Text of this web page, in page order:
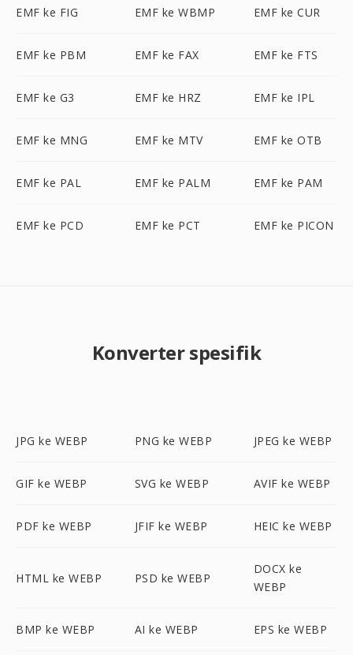
EMF ke FIG EMF ke WBMP EMF ke CUR
EMF ke PBM EMF ke FAX EMF ke FTS
EMF ke G3 EMF ke HRZ EMF ke IPL
EMF ke MNG EMF ke MTV EMF ke OTB
EMF ke PAL EMF ke PALM EMF ke PAM
EMF ke PCD EMF ke PCT EMF ke PICON
Konverter spesifik
JPG ke WEBP PNG ke WEBP JPEG ke WEBP
GIF ke WEBP SVG ke WEBP AVIF ke WEBP
PDF ke WEBP JFIF ke WEBP HEIC ke WEBP
HTML ke WEBP PSD ke WEBP
DOCX ke
WEBP
BMP ke WEBP AI ke WEBP EPS ke WEBP